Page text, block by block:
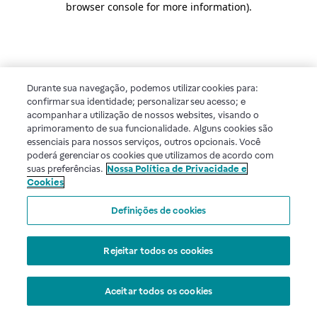
browser console for more information).
Durante sua navegação, podemos utilizar cookies para:
confirmar sua identidade; personalizar seu acesso; e
acompanhar a utilização de nossos websites, visando o
aprimoramento de sua funcionalidade. Alguns cookies são
essenciais para nossos serviços, outros opcionais. Você
poderá gerenciar os cookies que utilizamos de acordo com
suas preferências. Nossa Política de Privacidade e
Cookies
Definições de cookies
Rejeitar todos os cookies
Aceitar todos os cookies